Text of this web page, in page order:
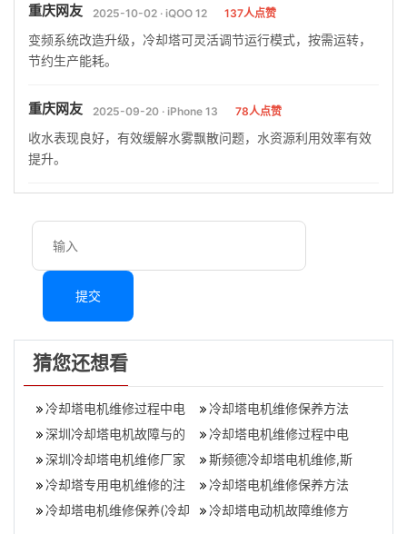
重庆网友 2025-10-02 · iQOO 12 137人点赞
变频系统改造升级，冷却塔可灵活调节运行模式，按需运转，
节约生产能耗。
重庆网友 2025-09-20 · iPhone 13 78人点赞
收水表现良好，有效缓解水雾飘散问题，水资源利用效率有效
提升。
提交
猜您还想看
冷却塔电机维修过程中电
机轴向振动大的原因,冷却
塔电机震动
冷却塔电机维修保养方法
深圳冷却塔电机故障与的
维修方法(电机常见故障及
维修方法)
冷却塔电机维修过程中电
机轴向振动大的原因(冷却
塔电机保养
深圳冷却塔电机维修厂家
怎么挑选,冷却塔电机维修
注意事项
斯频德冷却塔电机维修,斯
频德冷却塔电机故障怎么
办
冷却塔专用电机维修的注
意事项(冷却塔电机更换方
冷却塔电机维修保养方法
冷却塔电机维修保养(冷却
冷却塔电动机故障维修方